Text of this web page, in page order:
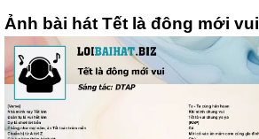
Ảnh bài hát Tết là đông mới vui